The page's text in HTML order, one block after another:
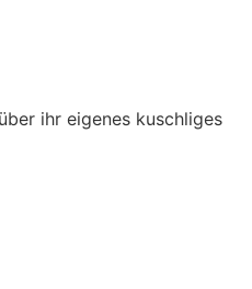
ihr eigenes kuschliges